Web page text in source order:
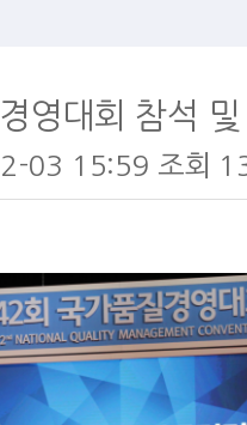
영대회 참석
03 15:59 조회